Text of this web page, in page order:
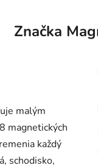
Značka
malým
magnetických
každý
schodisko,